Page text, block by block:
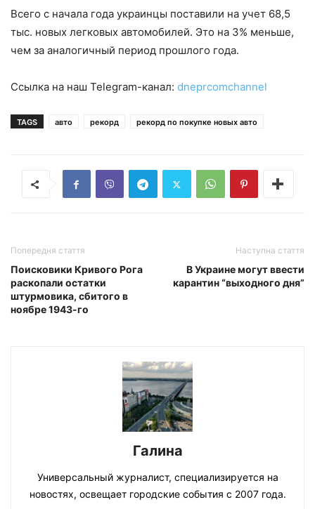
Всего с начала года украинцы поставили на учет 68,5
тыс. новых легковых автомобилей. Это на 3% меньше,
чем за аналогичный период прошлого года.
Ссылка на наш Telegram-канал: dneprcomchannel
TAGS авто рекорд рекорд по покупке новых авто
Попередня стаття
Поисковики Кривого Рога
раскопали остатки
штурмовика, сбитого в
ноябре 1943-го
Наступна стаття
В Украине могут ввести
карантин “выходного дня”
Галина
Универсальный журналист, специализируется на
новостях, освещает городские события с 2007 года.